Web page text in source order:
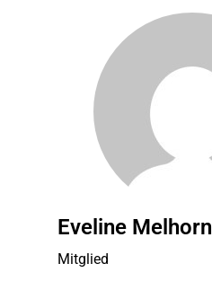
Eveline Melhorn
Mitglied